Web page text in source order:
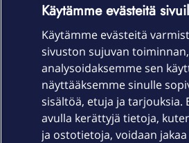
Laitteet & liittymät
Palvelut
Käytämme evästeitä
Käytämme evästeitä
sivuston sujuvan toiminnan,
analysoidaksemme sen
näyttääksemme sinulle
sisältöä, etuja ja tarjouksia.
avulla kerättyjä tietoja,
ja ostotietoja, voidaan jakaa